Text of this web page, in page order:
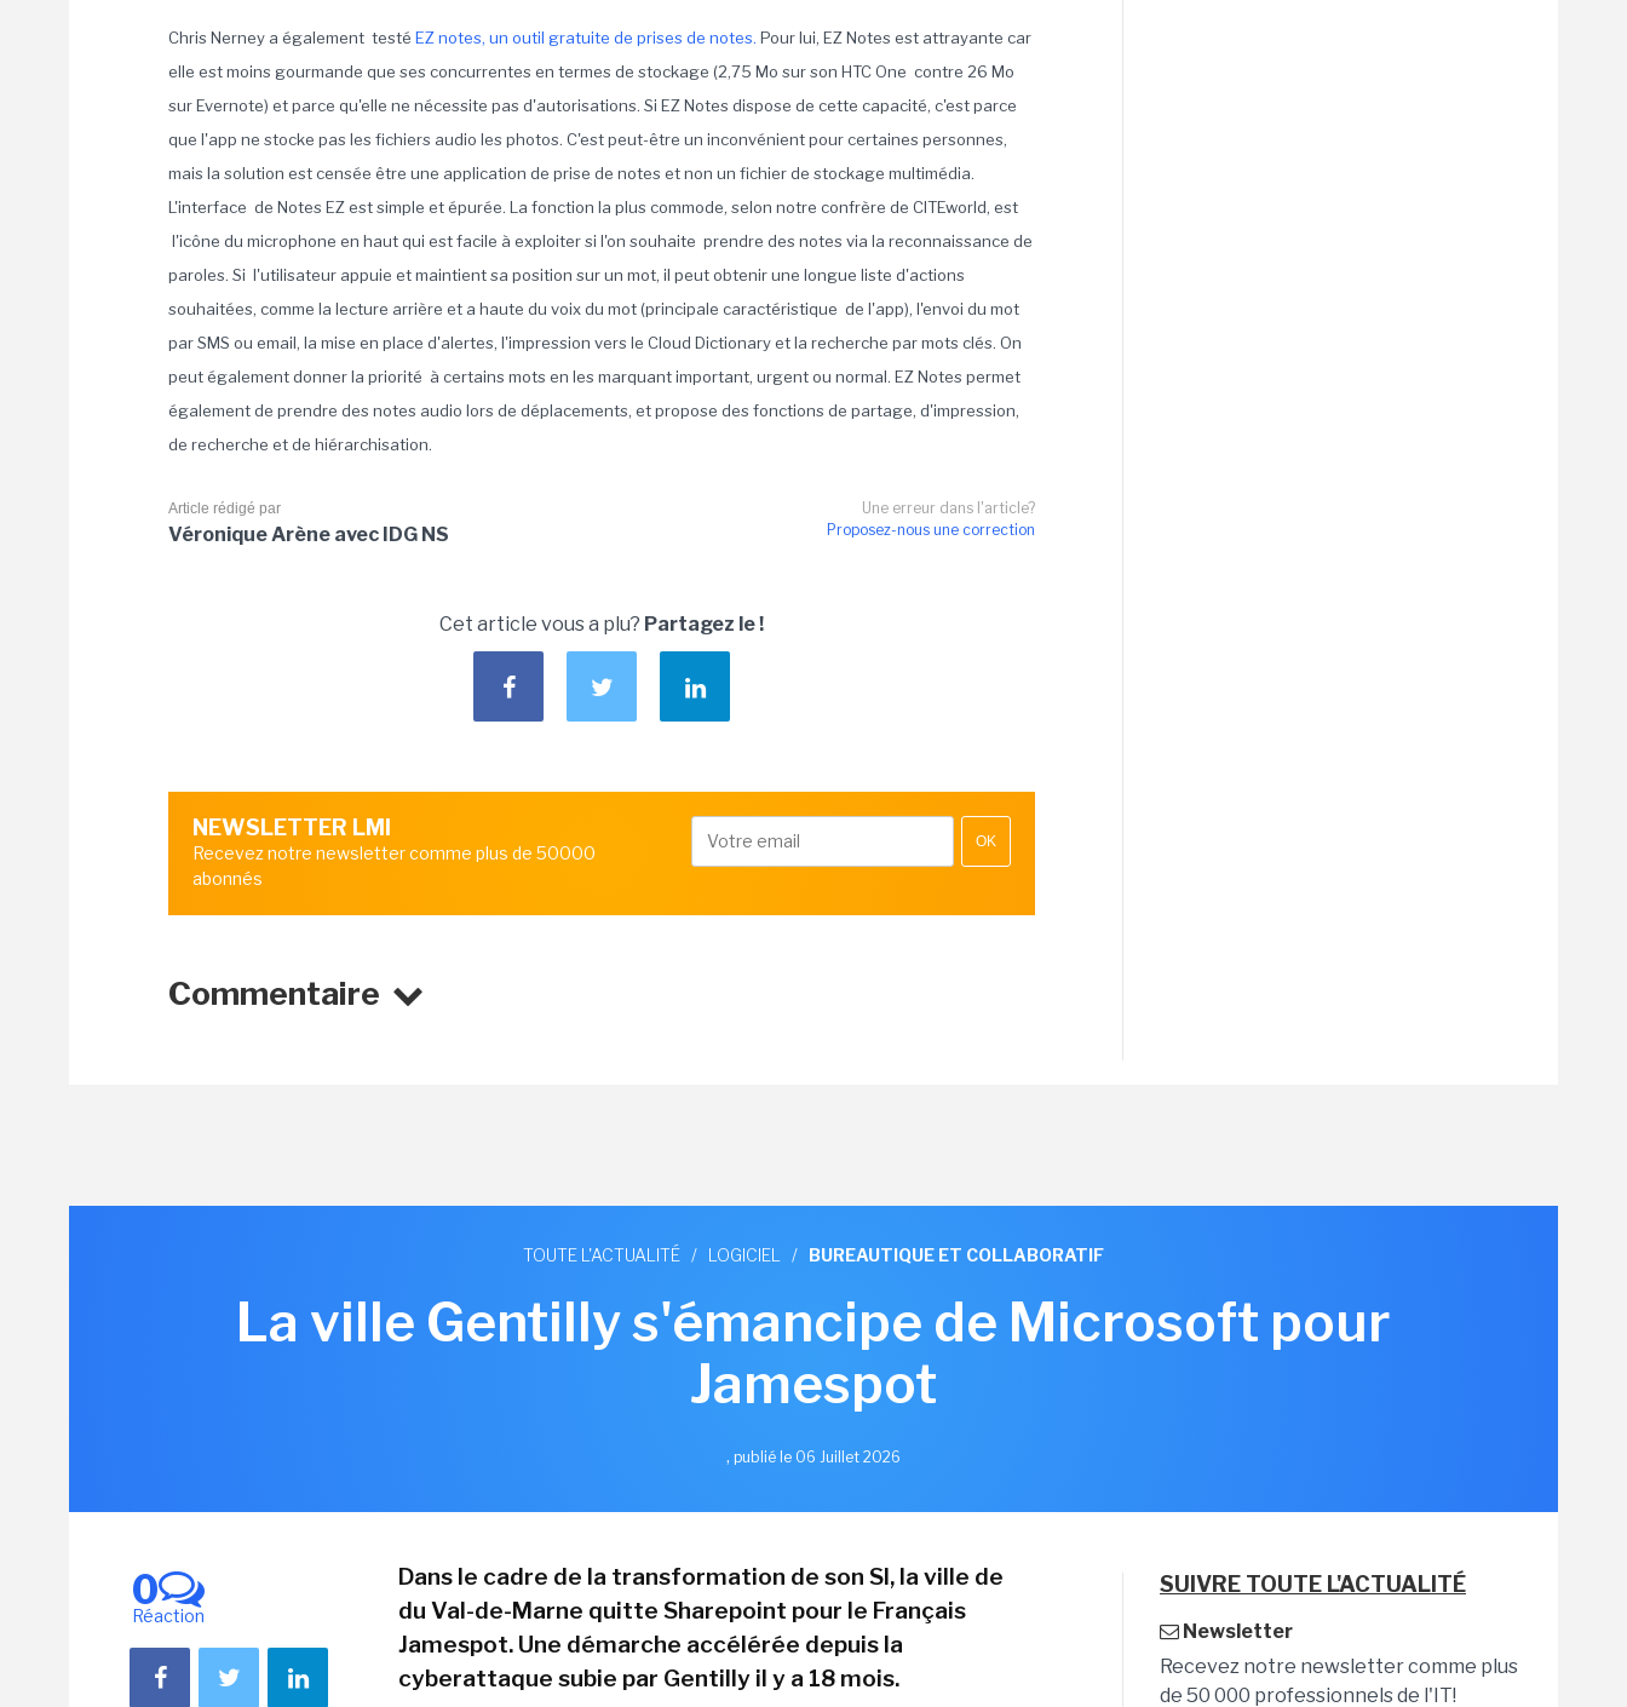
Chris Nerney a également testé EZ notes, un outil gratuite de prises de notes. Pour lui, EZ Notes est attrayante car
elle est moins gourmande que ses concurrentes en termes de stockage (2,75 Mo sur son HTC One contre 26 Mo
sur Evernote) et parce qu'elle ne nécessite pas d'autorisations. Si EZ Notes dispose de cette capacité, c'est parce
que l'app ne stocke pas les fichiers audio les photos. C'est peut-être un inconvénient pour certaines personnes,
mais la solution est censée être une application de prise de notes et non un fichier de stockage multimédia.
L'interface de Notes EZ est simple et épurée. La fonction la plus commode, selon notre confrère de CITEworld, est
l'icône du microphone en haut qui est facile à exploiter si l'on souhaite prendre des notes via la reconnaissance de
paroles. Si l'utilisateur appuie et maintient sa position sur un mot, il peut obtenir une longue liste d'actions
souhaitées, comme la lecture arrière et a haute du voix du mot (principale caractéristique de l'app), l'envoi du mot
par SMS ou email, la mise en place d'alertes, l'impression vers le Cloud Dictionary et la recherche par mots clés. On
peut également donner la priorité à certains mots en les marquant important, urgent ou normal. EZ Notes permet
également de prendre des notes audio lors de déplacements, et propose des fonctions de partage, d'impression,
de recherche et de hiérarchisation.
Une erreur dans l'article?
Proposez-nous une correction
Article rédigé par
Véronique Arène avec IDG NS
Cet article vous a plu? Partagez le !
NEWSLETTER LMI
Recevez notre newsletter comme plus de 50000
abonnés
OK
Commentaire
TOUTE L'ACTUALITÉ / LOGICIEL / BUREAUTIQUE ET COLLABORATIF
La ville Gentilly s'émancipe de Microsoft pour
Jamespot
, publié le 06 Juillet 2026
0
Réaction
Dans le cadre de la transformation de son SI, la ville de
du Val-de-Marne quitte Sharepoint pour le Français
Jamespot. Une démarche accélérée depuis la
cyberattaque subie par Gentilly il y a 18 mois.
SUIVRE TOUTE L'ACTUALITÉ
Newsletter
Recevez notre newsletter comme plus
de 50 000 professionnels de l'IT!